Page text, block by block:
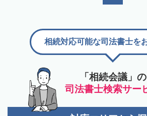
「相続会議」の
司法書士検索サー
相続対応可能な司法書士を